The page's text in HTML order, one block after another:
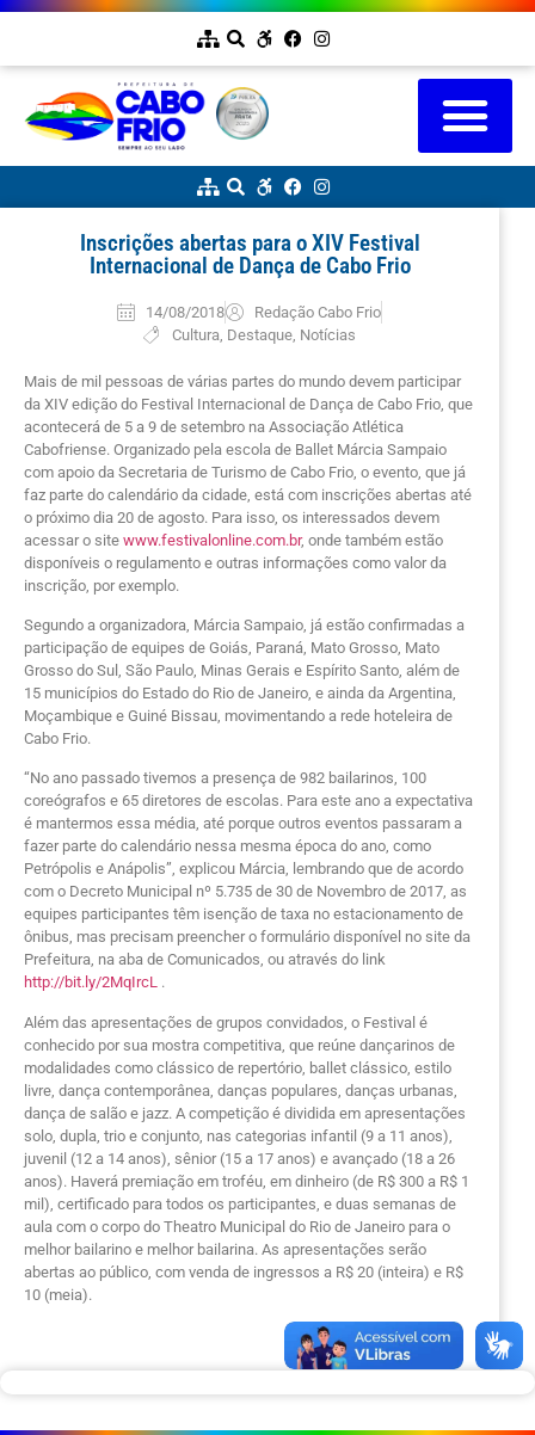
Inscrições abertas para o XIV Festival
Internacional de Dança de Cabo Frio
14/08/2018
Redação Cabo Frio
Cultura Destaque, Notícias
Mais de mil pessoas de várias partes do mundo devem participar
da XIV edição do Festival Internacional de Dança de Cabo Frio, que
acontecerá de 5 a 9 de setembro na Associação Atlética
Cabofriense. Organizado pela escola de Ballet Márcia Sampaio
com apoio da Secretaria de Turismo de Cabo Frio, o evento, que já
faz parte do calendário da cidade, está com inscrições abertas até
o próximo dia 20 de agosto. Para isso, os interessados devem
acessar o site www.festivalonline.com.br, onde também estão
disponíveis o regulamento e outras informações como valor da
inscrição, por exemplo.
Segundo a organizadora, Márcia Sampaio, já estão confirmadas a
participação de equipes de Goiás, Paraná, Mato Grosso, Mato
Grosso do Sul, São Paulo, Minas Gerais e Espírito Santo, além de
15 municípios do Estado do Rio de Janeiro, e ainda da Argentina,
Moçambique e Guiné Bissau, movimentando a rede hoteleira de
Cabo Frio.
“No ano passado tivemos a presença de 982 bailarinos, 100
coreógrafos e 65 diretores de escolas. Para este ano a expectativa
é mantermos essa média, até porque outros eventos passaram a
fazer parte do calendário nessa mesma época do ano, como
Petrópolis e Anápolis”, explicou Márcia, lembrando que de acordo
com o Decreto Municipal nº 5.735 de 30 de Novembro de 2017, as
equipes participantes têm isenção de taxa no estacionamento de
ônibus, mas precisam preencher o formulário disponível no site da
Prefeitura, na aba de Comunicados, ou através do link
http://bit.ly/2MqIrcL .
Além das apresentações de grupos convidados, o Festival é
conhecido por sua mostra competitiva, que reúne dançarinos de
modalidades como clássico de repertório, ballet clássico, estilo
livre, dança contemporânea, danças populares, danças urbanas,
dança de salão e jazz. A competição é dividida em apresentações
solo, dupla, trio e conjunto, nas categorias infantil (9 a 11 anos),
juvenil (12 a 14 anos), sênior (15 a 17 anos) e avançado (18 a 26
anos). Haverá premiação em troféu, em dinheiro (de R$ 300 a R$ 1
mil), certificado para todos os participantes, e duas semanas de
aula com o corpo do Theatro Municipal do Rio de Janeiro para o
melhor bailarino e melhor bailarina. As apresentações serão
abertas ao público, com venda de ingressos a R$ 20 (inteira) e R$
10 (meia).